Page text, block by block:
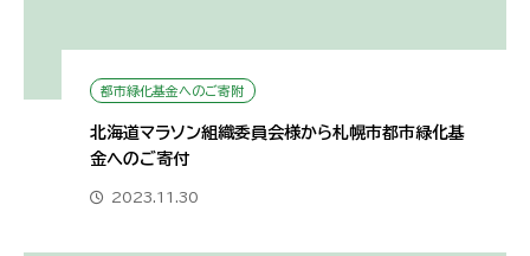
都市緑化基金へのご寄附
北海道マラソン組織委員会様から札幌市都市緑化基
金へのご寄付
2023.11.30